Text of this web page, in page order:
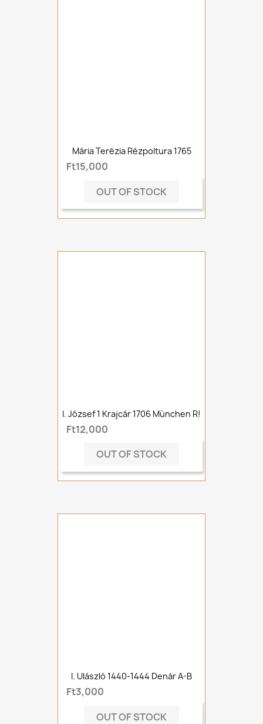
Mária Terézia Rézpoltura 1765
Ft15,000
OUT OF STOCK
I. József 1 Krajcár 1706 München R!
Ft12,000
OUT OF STOCK
I. Ulászló 1440-1444 Denár A-B
Ft3,000
OUT OF STOCK